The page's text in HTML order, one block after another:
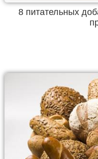
8 питательных